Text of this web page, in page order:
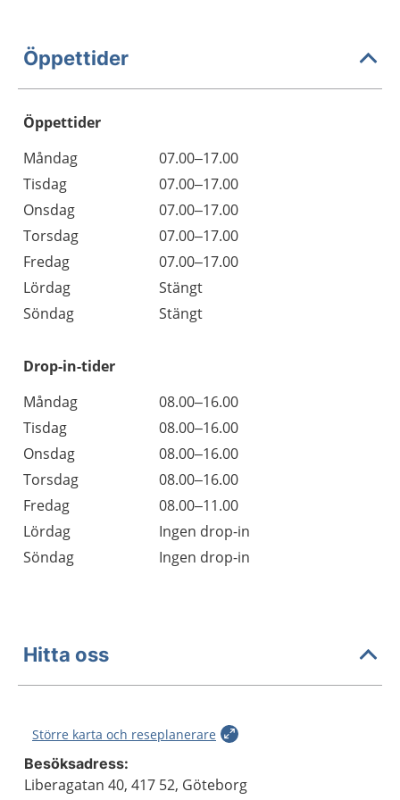
Öppettider
Öppettider
Dag
Öppettider
Kommentarer
Måndag
07.00–17.00
Tisdag
07.00–17.00
Onsdag
07.00–17.00
Torsdag
07.00–17.00
Fredag
07.00–17.00
Lördag
Stängt
Söndag
Stängt
Drop-in-tider
Måndag
08.00–16.00
Tisdag
08.00–16.00
Onsdag
08.00–16.00
Torsdag
08.00–16.00
Fredag
08.00–11.00
Lördag
Ingen drop-in
Söndag
Ingen drop-in
Hitta oss
Större karta och reseplanerare
Besöksadress:
Liberagatan 40, 417 52, Göteborg